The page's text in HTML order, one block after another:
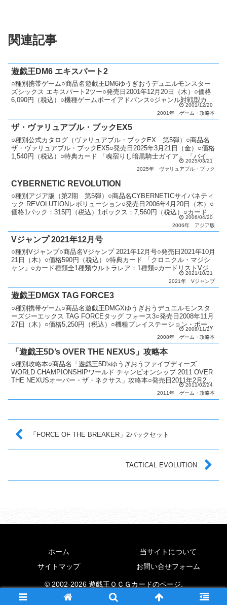
関連記事
遊戯王DM6 エキスパート2
○種別携帯ゲーム○商品名遊戯王DM6ゆうぎおうデュエルモンスター
ズシックス エキスパート2ツー○発売日2001年12月20日（木）○価格
6,090円（税込）○機種ゲームボーイアドバンス○ジャンル対戦型カー
2001/12/20
2001年
ゲーム・攻略本
ザ・ヴァリュアブル・ブックEX5
○種別公式カタログ（ヴァリュアブル・ブックEX 第5弾）○商品名
ザ・ヴァリュアブル・ブックEX5○発売日2025年3月21日（金）○価格
1,540円（税込）○特典カード 「魂宿りし暗黒騎士ガイア」 「バイ
2025/03/21
2025年
ヴァリュアブル・ブック
CYBERNETIC REVOLUTION
○種別アジア版（第2期 第5弾）○商品名CYBERNETICサイバネティ
ック REVOLUTIONレボリューション○発売日2006年4月20日（木）○
価格1パック：315円（税込）1ボックス：7,560円（税込）○カード種
2006/04/20
2006年
アジア版
Vジャンプ 2021年12月号
○種別Vジャンプ○商品名Vジャンプ 2021年12月号○発売日2021年10月
21日（木）○価格590円（税込）○特典カード 「クロニクル・マジシ
ャン」○カード種類全1種類ウルトラレア：1種類○カードリストVジャ
2021/10/21
2021年
Vジャンプ
遊戯王DMGX TAG FORCE3
○種別携帯ゲーム○商品名遊戯王DMGXゆうぎおうデュエルモンスタ
ーズジーエックス TAG FORCEタッグ フォース3○発売日2008年11月
27日（木）○価格5,250円（税込）○機種プレイステーション・ポータ
2008/11/27
2008年
ゲーム・攻略本
「遊戯王5D’s OVER THE NEXUS」攻略本
○種別攻略本○商品名「遊戯王5D'sゆうぎおうファイブディーズ
WORLD CHAMPIONSHIPワールド チャンピオンシップ 2011 OVER
THE NEXUSオーバー・ザ・ネクサス」攻略本○発売日2011年2月24
2011/02/24
2011年
ゲーム・攻略本
「FORCE OF THE BREAKER」2パックセット
TACTICAL EVOLUTION
ホーム
当サイトについて
サイトマップ
お問い合せフォーム
© 2002-2026 遊戯王ＯＣＧカードのページ.